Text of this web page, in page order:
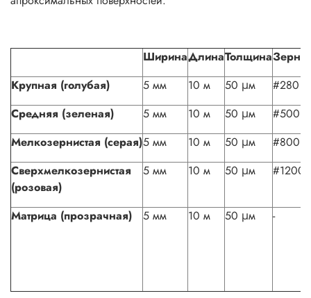
ШиринаДлинаТолщина
Крупная (голубая)
5 мм 10 м 50 μм
#280
Средняя (зеленая)
5 мм 10 м 50 μм
#500
Мелкозернистая (серая)5 мм 10 м 50 μм
#800
Сверхмелкозернистая
(розовая)
5 мм 10 м 50 μм #1200
Матрица (прозрачная) 5 мм 10 м 50 μм -